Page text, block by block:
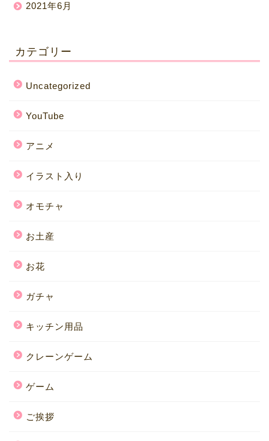
2021年6月
カテゴリー
Uncategorized
YouTube
アニメ
イラスト入り
オモチャ
お土産
お花
ガチャ
キッチン用品
クレーンゲーム
ゲーム
ご挨拶